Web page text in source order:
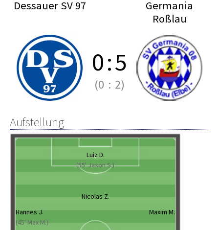
Dessauer SV 97
Germania
Roßlau
0:5
(0 : 2)
Aufstellung
Luiz D.
(55' Jason S.)
Nicolas Z.
Hannes J.
(45' Max M.)
Maxim M.